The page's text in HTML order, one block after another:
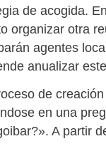
de acogida.
organizar otra
agentes
anualizar
de
en una
A partir